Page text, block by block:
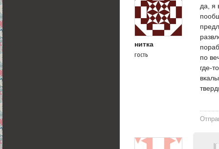
нитка
гость
да, я
по
где-